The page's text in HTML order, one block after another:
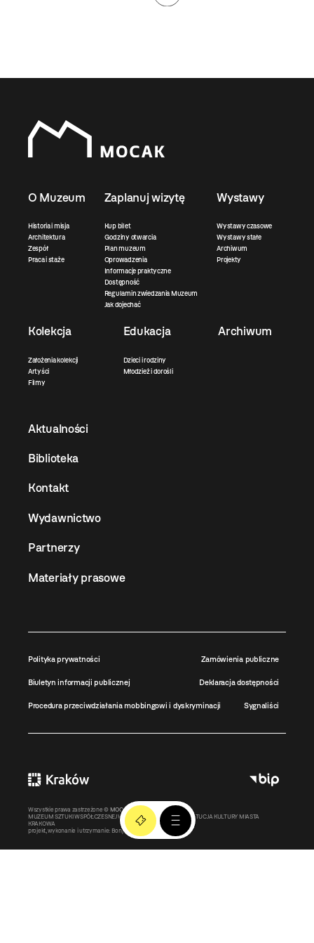
O Muzeum
Historia i misja
Architektura
Zespół
Praca i staże
Zaplanuj wizytę
Kup bilet
Godziny otwarcia
Plan muzeum
Oprowadzenia
Informacje praktyczne
Dostępność
Regulamin zwiedzania Muzeum
Jak dojechać
Wystawy
Wystawy czasowe
Wystawy stałe
Archiwum
Projekty
Kolekcja
Założenia kolekcji
Artyści
Filmy
Edukacja
Dzieci i rodziny
Młodzież i dorośli
Archiwum
Aktualności
Biblioteka
Kontakt
Wydawnictwo
Partnerzy
Materiały prasowe
Polityka prywatności Zamówienia publiczne
Biuletyn informacji publicznej Deklaracja dostępności
Procedura przeciwdziałania mobbingowi i dyskryminacji Sygnaliści
Wszystkie prawa zastrzeżone © MOCAK2011-2026
MUZEUM SZTUKI WSPÓŁCZESNEJ W KRAKOWIE MOCAK – INSTYTUCJA KULTURY MIASTA
KRAKOWA
projekt, wykonanie i utrzymanie: Bonjour.pl